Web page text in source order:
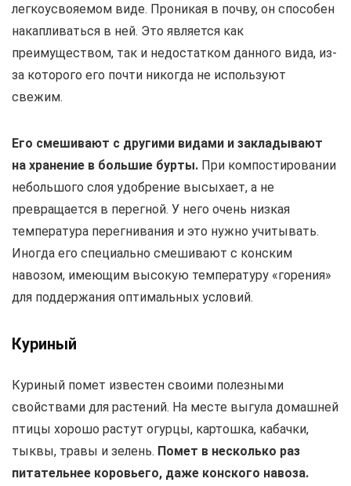
легкоусвояемом виде. Проникая в почву, он способен
накапливаться в ней. Это является как
преимуществом, так и недостатком данного вида, из-
за которого его почти никогда не используют
свежим.
Его смешивают с другими видами и закладывают
на хранение в большие бурты. При компостировании
небольшого слоя удобрение высыхает, а не
превращается в перегной. У него очень низкая
температура перегнивания и это нужно учитывать.
Иногда его специально смешивают с конским
навозом, имеющим высокую температуру «горения»
для поддержания оптимальных условий.
Куриный
Куриный помет известен своими полезными
свойствами для растений. На месте выгула домашней
птицы хорошо растут огурцы, картошка, кабачки,
тыквы, травы и зелень. Помет в несколько раз
питательнее коровьего, даже конского навоза.